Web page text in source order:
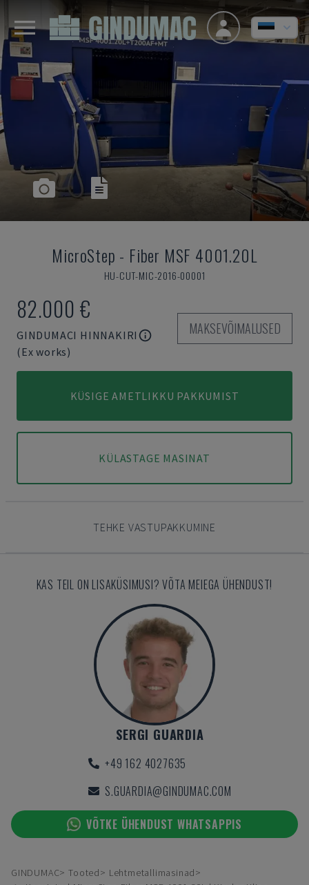
MicroStep - Fiber MSF 4001.20L
HU-CUT-MIC-2016-00001
82.000 €
GINDUMACI HINNAKIRI
(Ex works)
MAKSEVÕIMALUSED
KÜSIGE AMETLIKKU PAKKUMIST
KÜLASTAGE MASINAT
TEHKE VASTUPAKKUMINE
KAS TEIL ON LISAKÜSIMUSI? VÕTA MEIEGA ÜHENDUST!
SERGI GUARDIA
+49 162 4027635
S.GUARDIA@GINDUMAC.COM
VÕTKE ÜHENDUST WHATSAPPIS
GINDUMAC Tooted
Lehtmetallimasinad